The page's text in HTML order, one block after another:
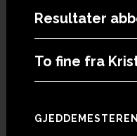
Resultater
To fine fra